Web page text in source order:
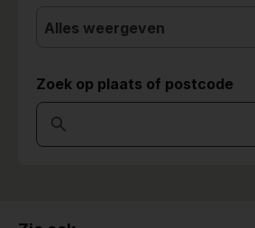
Alles weergeven
Zoek op plaats of postcode